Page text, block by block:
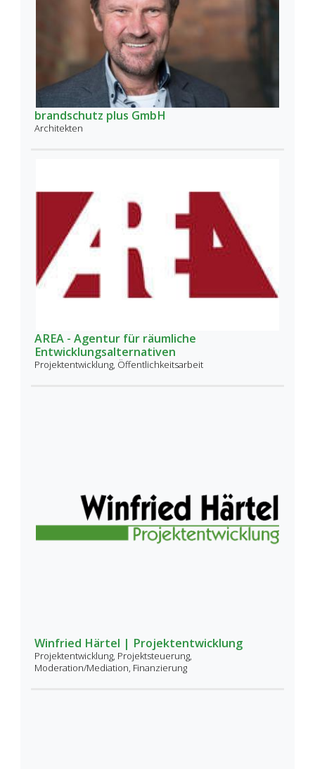
brandschutz plus GmbH
Architekten
AREA - Agentur für räumliche
Entwicklungsalternativen
Projektentwicklung, Öffentlichkeitsarbeit
Winfried Härtel | Projektentwicklung
Projektentwicklung, Projektsteuerung,
Moderation/Mediation, Finanzierung